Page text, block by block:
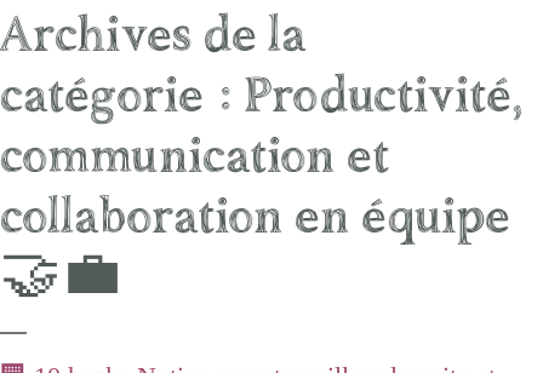
Archives de la
catégorie : Productivité,
communication et
collaboration en équipe
🤝💼